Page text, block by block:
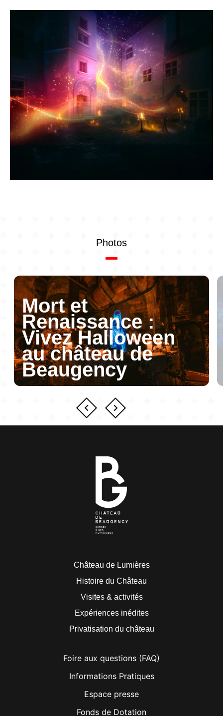
Photos
Mort et
Renaissance :
Vivez Halloween
au château de
Beaugency
Château de Lumières
Histoire du Château
Visites & activités
Expériences inédites
Privatisation du château
Foire aux questions (FAQ)
Informations Pratiques
Espace presse
Fonds de Dotation